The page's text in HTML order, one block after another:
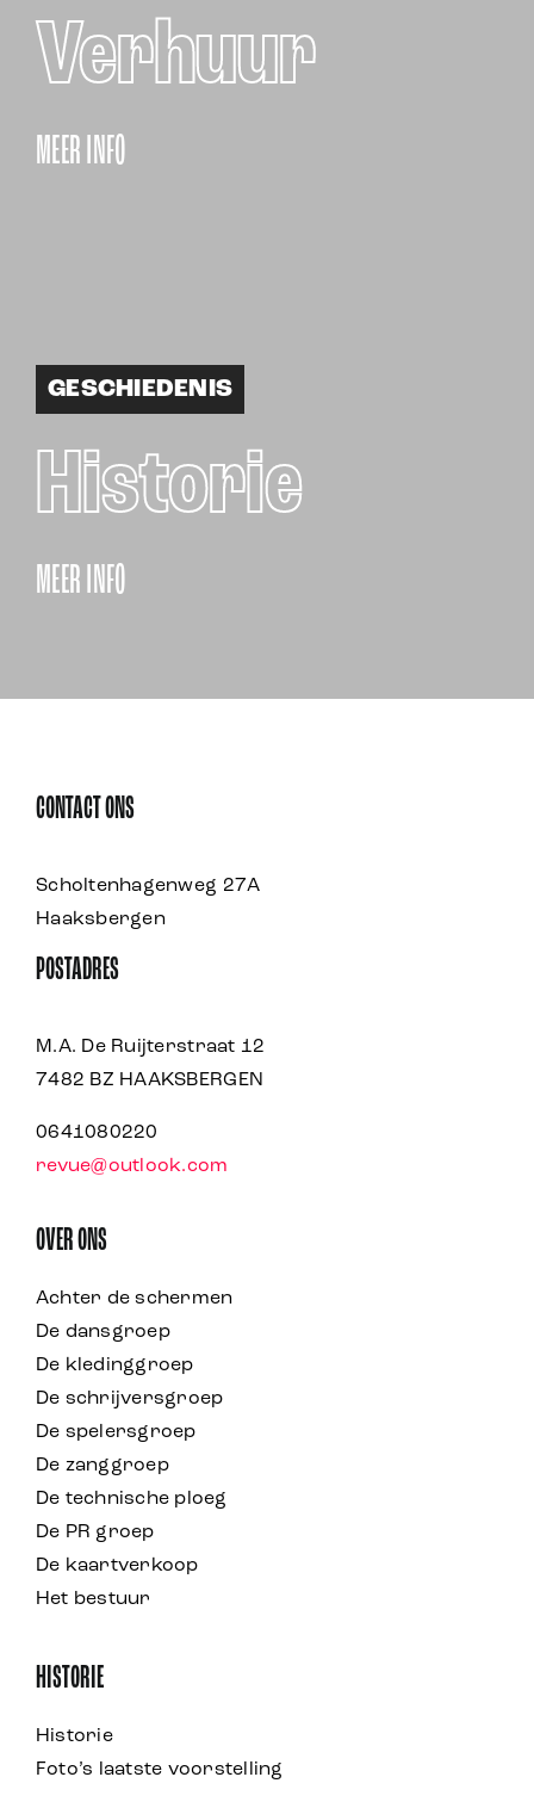
Verhuur
MEER INFO
GESCHIEDENIS
Historie
MEER INFO
CONTACT ONS
Scholtenhagenweg 27A
Haaksbergen
POSTADRES
M.A. De Ruijterstraat 12
7482 BZ HAAKSBERGEN
0641080220
revue@outlook.com
OVER ONS
Achter de schermen
De dansgroep
De kledinggroep
De schrijversgroep
De spelersgroep
De zanggroep
De technische ploeg
De PR groep
De kaartverkoop
Het bestuur
HISTORIE
Historie
Foto’s laatste voorstelling